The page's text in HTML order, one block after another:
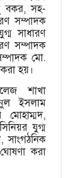
বকর, সহ-
সম্পাদক
সাধারণ
সম্পাদক
মো.
হয়।
শাখা
ইসলাম
যুগ্ম
সাংগঠনিক
করা